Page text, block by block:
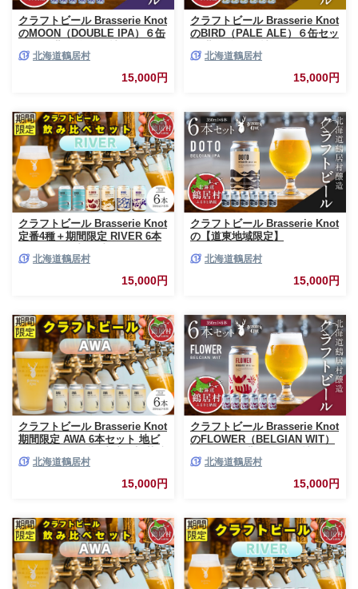
クラフトビール Brasserie Knot
のMOON（DOUBLE IPA）６缶
ビール 地ビール ビール お酒 芳
醇 ギフト 家飲み 宅飲みお中元
お歳暮 缶 缶ビール IPA ブルワ
醸造所 プレゼント 360ml ご当
地 贈答 ふるさと納税
北海道鶴居村
15,000円
クラフトビール Brasserie Knot
のBIRD（PALE ALE）６缶セッ
ル 地ビール ビール お酒 フルー
ティ 芳醇 ギフト 家飲み 宅飲み
お中元 お歳暮 缶 缶ビール ペー
ルワリー ブラッスリー・ノット
晩酌 Beer 醸造所 プレゼント
360ml ご当地 贈答 ふるさと納
税
北海道鶴居村
15,000円
クラフトビール Brasserie Knot
定番4種＋期間限定 RIVER 6本
ル お酒 地域限定 芳醇 ギフト
家飲み 宅飲み IPA ペールエー
ル ベルジャン お中元 お歳暮 缶
快感 華やか ブルワリー ブラッ
スリー・ノット 詰め合わせ 晩
酌 5種 プレゼント 360ml ふる
さと納税 北海道
北海道鶴居村
15,000円
クラフトビール Brasserie Knot
の【道東地域限定】
ット 北海道鶴居村産 地ビール
ビール お酒 芳醇 ギフト 家飲み
宅飲みお中元 お歳暮 缶 缶ビー
ーティー 爽やか ブルワリー ブ
ラッスリー・ノット 晩酌 Beer
醸造所 プレゼント 360ml ご当
地 贈答 ふるさと納税 限定
北海道鶴居村
15,000円
クラフトビール Brasserie Knot
期間限定 AWA 6本セット 地ビ
ギフト 家飲み 宅飲み IPA ペー
ルエール ベルジャン お中元 お
歳暮 缶 缶ビール フルーティー
ー ブラッスリー・ノット 詰め
合わせ 晩酌 Beer 醸造所 プレゼ
ント 360ml ふるさと納税 限定
北海道
北海道鶴居村
15,000円
クラフトビール Brasserie Knot
のFLOWER（BELGIAN WIT）
フトビール 地ビール ビール お
酒 芳醇 ギフト 家飲み 宅飲みお
中元 お歳暮 缶 缶ビール ベルジ
か オーツ麦 ブルワリー ブラッ
スリー・ノット 晩酌 Beer 醸造
所 プレゼント 360ml ご当地 贈
答 ふるさと納税
北海道鶴居村
15,000円